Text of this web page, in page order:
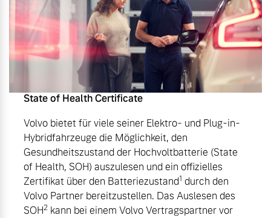
State of Health Certificate
Volvo bietet für viele seiner Elektro- und Plug-in-
Hybridfahrzeuge die Möglichkeit, den
Gesundheitszustand der Hochvoltbatterie (State
of Health, SOH) auszulesen und ein offizielles
Zertifikat über den Batteriezustand1 durch den
Volvo Partner bereitzustellen. Das Auslesen des
SOH2 kann bei einem Volvo Vertragspartner vor